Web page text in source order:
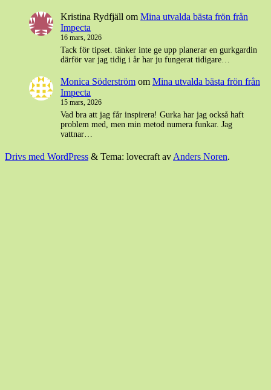
Kristina Rydfjäll om Mina utvalda bästa frön från
Impecta
16 mars, 2026
Tack för tipset. tänker inte ge upp planerar en gurkgardin
därför var jag tidig i år har ju fungerat tidigare…
Monica Söderström om Mina utvalda bästa frön från
Impecta
15 mars, 2026
Vad bra att jag får inspirera! Gurka har jag också haft
problem med, men min metod numera funkar. Jag
vattnar…
Drivs med WordPress & Tema: lovecraft av Anders Noren.